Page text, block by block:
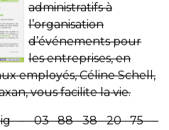
administratifs à
l’organisation
d’événements pour
les entreprises, en
employés, Céline Schell,
vous facilite la vie.
– 03 88 38 20 75 –